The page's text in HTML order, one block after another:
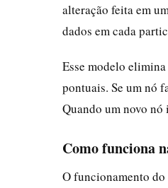
alteração feita em
dados em cada
Esse modelo
pontuais. Se um nó
Quando um novo nó
Como funciona
O funcionamento